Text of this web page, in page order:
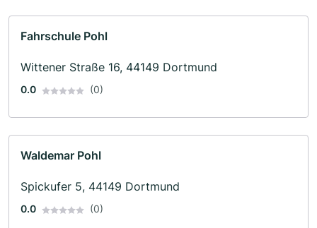
Fahrschule Pohl
Wittener Straße 16, 44149 Dortmund
0.0 (0)
Waldemar Pohl
Spickufer 5, 44149 Dortmund
0.0 (0)